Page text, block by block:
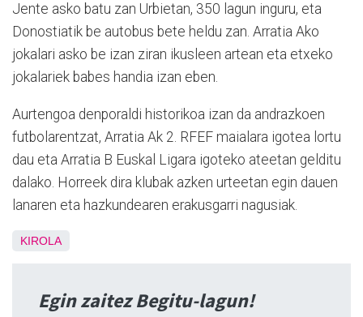
Jente asko batu zan Urbietan, 350 lagun inguru, eta
Donostiatik be autobus bete heldu zan. Arratia Ako
jokalari asko be izan ziran ikusleen artean eta etxeko
jokalariek babes handia izan eben.
Aurtengoa denporaldi historikoa izan da andrazkoen
futbolarentzat, Arratia Ak 2. RFEF maialara igotea lortu
dau eta Arratia B Euskal Ligara igoteko ateetan gelditu
dalako. Horreek dira klubak azken urteetan egin dauen
lanaren eta hazkundearen erakusgarri nagusiak.
KIROLA
Egin zaitez Begitu-lagun!